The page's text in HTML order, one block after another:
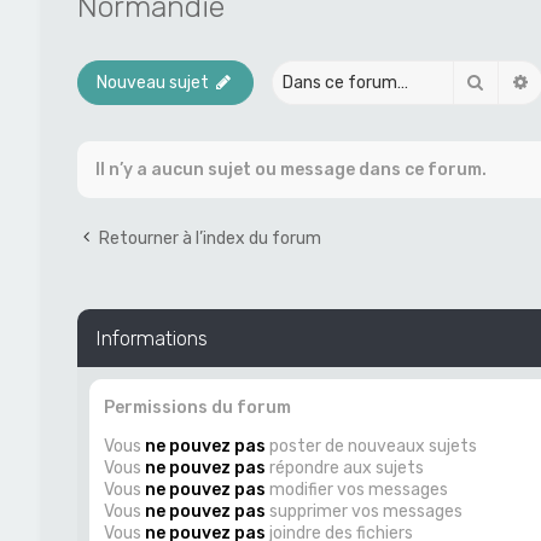
Nouveau sujet
Il n’y a aucun sujet ou message dans ce forum.
Retourner à l’index du forum
Informations
Permissions du forum
Vous ne pouvez pas poster de nouveaux sujets
Vous ne pouvez pas répondre aux sujets
Vous ne pouvez pas modifier vos messages
Vous ne pouvez pas supprimer vos messages
Vous ne pouvez pas joindre des fichiers